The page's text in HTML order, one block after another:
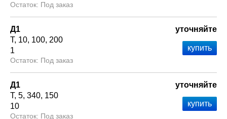
Под заказ
Д1
Т 10 100 200
1
Под заказ
уточняйте
Д1
Т 5 340 150
10
Под заказ
уточняйте